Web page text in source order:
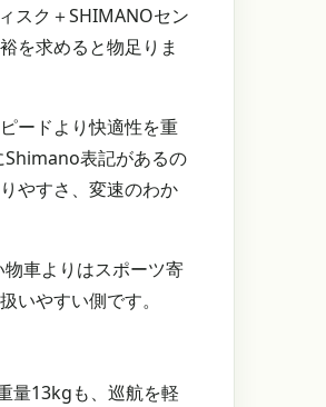
スク＋SHIMANOセン
を求めると物足りま
ードより快適性を重
Shimano表記があるの
やすさ、変速のわか
車よりはスポーツ寄
いやすい側です。
量13kgも、巡航を軽